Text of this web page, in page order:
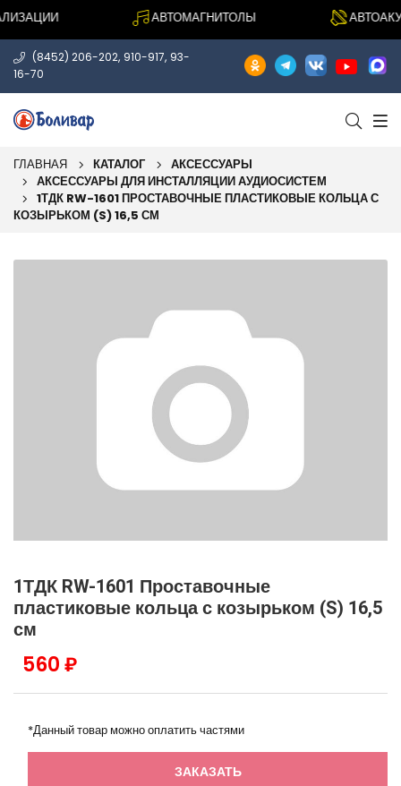
АВТОМАГНИТОЛЫ
(8452) 206-202, 910-917, 93-
16-70
ГЛАВНАЯ КАТАЛОГ
АКСЕССУАРЫ
АКСЕССУАРЫ ДЛЯ ИНСТАЛЛЯЦИИ АУДИОСИСТЕМ
1ТДК RW-1601 ПРОСТАВОЧНЫЕ ПЛАСТИКОВЫЕ КОЛЬЦА С
КОЗЫРЬКОМ (S) 16,5 СМ
1ТДК RW-1601 Проставочные
пластиковые кольца с козырьком (S) 16,5
см
560 ₽
*Данный товар можно оплатить частями
ЗАКАЗАТЬ